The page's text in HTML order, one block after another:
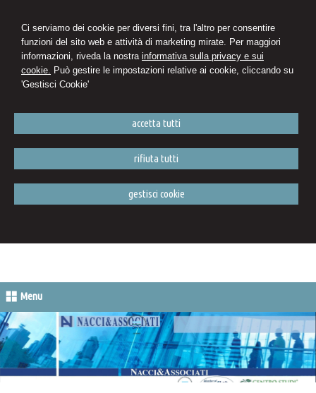
Ci serviamo dei cookie per diversi fini, tra l'altro per consentire
funzioni del sito web e attività di marketing mirate. Per maggiori
informazioni, riveda la nostra informativa sulla privacy e sui
cookie. Può gestire le impostazioni relative ai cookie, cliccando su
'Gestisci Cookie'
accetta tutti
rifiuta tutti
gestisci cookie
Menu